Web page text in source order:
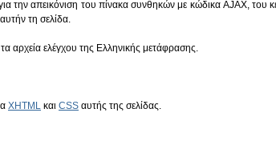
την απεικόνιση του πίνακα συνθηκών με κώδικα AJAX, του
τη σελίδα.
τα αρχεία ελέγχου της Ελληνικής μετάφρασης.
XHTML και CSS αυτής της σελίδας.